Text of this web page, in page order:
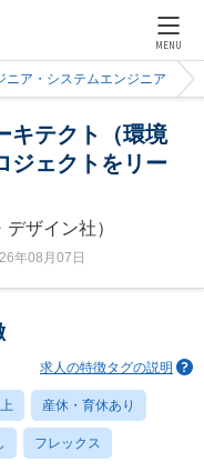
MENU
ニア・システムエンジニア
キテクト（環境
ジェクトをリー
ザイン社）
年08月07日
求人の特徴タグの説明
産休・育休あり
フレックス